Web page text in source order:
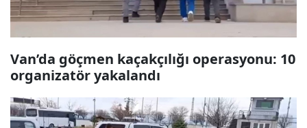
Van’da göçmen kaçakçılığı operasyonu: 10
organizatör yakalandı